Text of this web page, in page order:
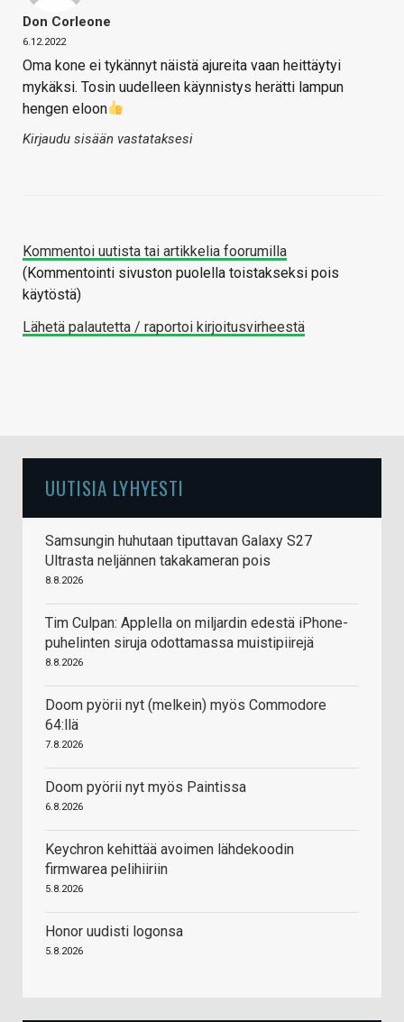
Don Corleone
6.12.2022
Oma kone ei tykännyt näistä ajureita vaan heittäytyi
mykäksi. Tosin uudelleen käynnistys herätti lampun
hengen eloon
Kirjaudu sisään vastataksesi
Kommentoi uutista tai artikkelia foorumilla
(Kommentointi sivuston puolella toistakseksi pois
käytöstä)
Lähetä palautetta / raportoi kirjoitusvirheestä
UUTISIA LYHYESTI
Samsungin huhutaan tiputtavan Galaxy S27
Ultrasta neljännen takakameran pois
8.8.2026
Tim Culpan: Applella on miljardin edestä iPhone-
puhelinten siruja odottamassa muistipiirejä
8.8.2026
Doom pyörii nyt (melkein) myös Commodore
64:llä
7.8.2026
Doom pyörii nyt myös Paintissa
6.8.2026
Keychron kehittää avoimen lähdekoodin
firmwarea pelihiiriin
5.8.2026
Honor uudisti logonsa
5.8.2026